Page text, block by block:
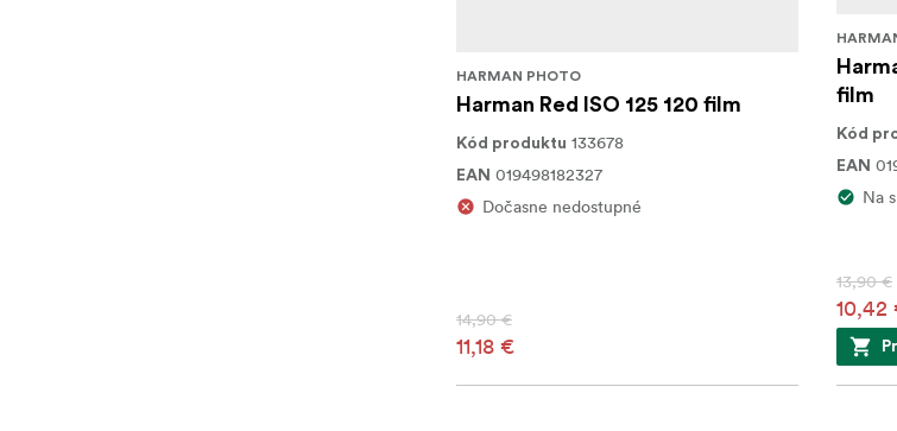
HARMAN PHOTO
Harman Red ISO 125 120 film
Kód produktu 133678
EAN 019498182327
Dočasne nedostupné
14,90 €
11,18 €
film
Kód
EAN
Na
13,90 €
10,42